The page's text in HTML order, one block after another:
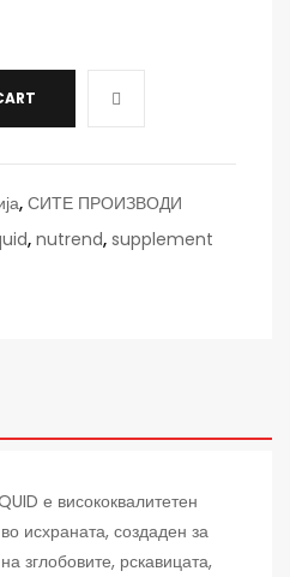
, СИТЕ ПРОИЗВОДИ
, nutrend, supplement
е висококвалитетен
исхраната, создаден за
зглобовите, рскавицата,